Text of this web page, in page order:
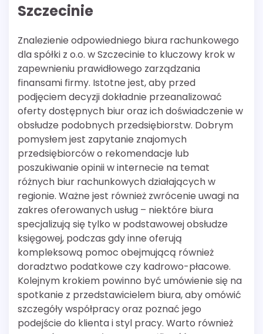
Szczecinie
Znalezienie odpowiedniego biura rachunkowego
dla spółki z o.o. w Szczecinie to kluczowy krok w
zapewnieniu prawidłowego zarządzania
finansami firmy. Istotne jest, aby przed
podjęciem decyzji dokładnie przeanalizować
oferty dostępnych biur oraz ich doświadczenie w
obsłudze podobnych przedsiębiorstw. Dobrym
pomysłem jest zapytanie znajomych
przedsiębiorców o rekomendacje lub
poszukiwanie opinii w internecie na temat
różnych biur rachunkowych działających w
regionie. Ważne jest również zwrócenie uwagi na
zakres oferowanych usług – niektóre biura
specjalizują się tylko w podstawowej obsłudze
księgowej, podczas gdy inne oferują
kompleksową pomoc obejmującą również
doradztwo podatkowe czy kadrowo-płacowe.
Kolejnym krokiem powinno być umówienie się na
spotkanie z przedstawicielem biura, aby omówić
szczegóły współpracy oraz poznać jego
podejście do klienta i styl pracy. Warto również